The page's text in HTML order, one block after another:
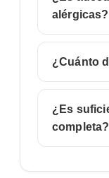
alérgicas?
¿Cuánto
¿Es
completa?